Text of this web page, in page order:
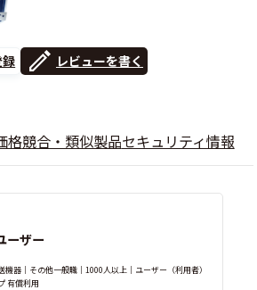
レビューを書く
格競合・類似製品セキュリティ情報
ーザー
機器｜その他一般職｜1000人以上｜ユーザー（利用者）
有償利用